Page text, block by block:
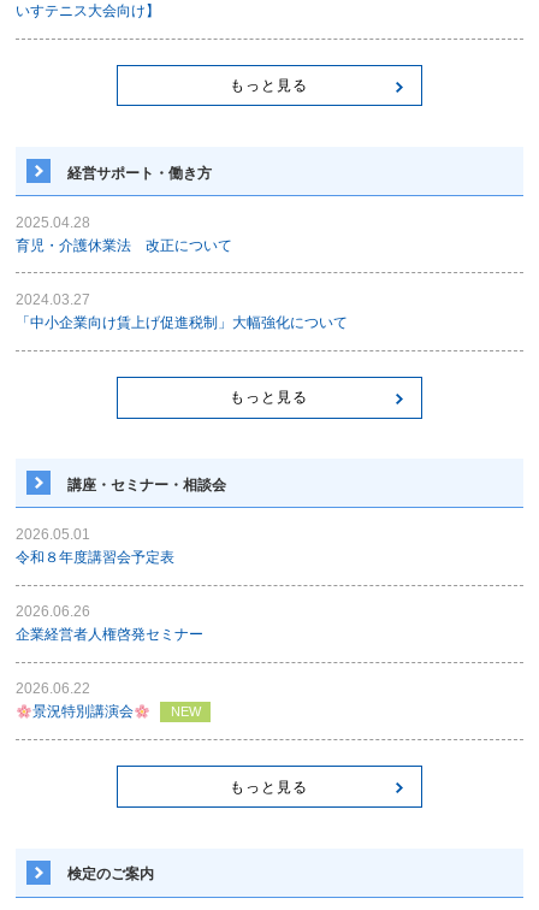
いすテニス大会向け】
もっと見る
経営サポート・働き方
2025.04.28
育児・介護休業法 改正について
2024.03.27
「中小企業向け賃上げ促進税制」大幅強化について
もっと見る
講座・セミナー・相談会
2026.05.01
令和８年度講習会予定表
2026.06.26
企業経営者人権啓発セミナー
2026.06.22
景況特別講演会
NEW
もっと見る
検定のご案内